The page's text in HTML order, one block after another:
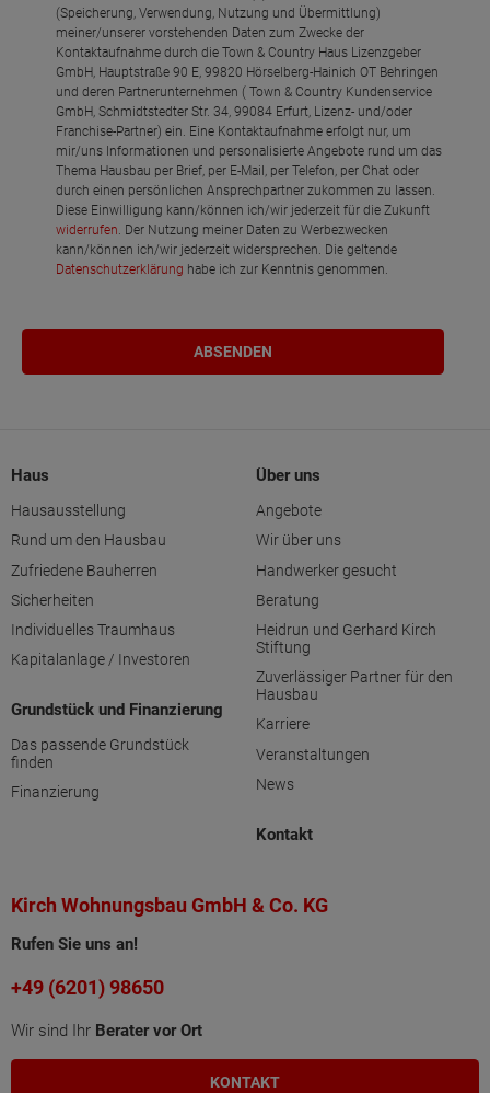
(Speicherung, Verwendung, Nutzung und Übermittlung)
meiner/unserer vorstehenden Daten zum Zwecke der
Kontaktaufnahme durch die Town & Country Haus Lizenzgeber
GmbH, Hauptstraße 90 E, 99820 Hörselberg-Hainich OT Behringen
und deren Partnerunternehmen ( Town & Country Kundenservice
GmbH, Schmidtstedter Str. 34, 99084 Erfurt, Lizenz- und/oder
Franchise-Partner) ein. Eine Kontaktaufnahme erfolgt nur, um
mir/uns Informationen und personalisierte Angebote rund um das
Thema Hausbau per Brief, per E-Mail, per Telefon, per Chat oder
durch einen persönlichen Ansprechpartner zukommen zu lassen.
Diese Einwilligung kann/können ich/wir jederzeit für die Zukunft
widerrufen. Der Nutzung meiner Daten zu Werbezwecken
kann/können ich/wir jederzeit widersprechen. Die geltende
Datenschutzerklärung habe ich zur Kenntnis genommen.
Haus
Hausausstellung
Rund um den Hausbau
Zufriedene Bauherren
Sicherheiten
Individuelles Traumhaus
Kapitalanlage / Investoren
Grundstück und Finanzierung
Das passende Grundstück
finden
Finanzierung
Über uns
Angebote
Wir über uns
Handwerker gesucht
Beratung
Heidrun und Gerhard Kirch
Stiftung
Zuverlässiger Partner für den
Hausbau
Karriere
Veranstaltungen
News
Kontakt
Kirch Wohnungsbau GmbH & Co. KG
Rufen Sie uns an!
+49 (6201) 98650
Wir sind Ihr Berater vor Ort
KONTAKT